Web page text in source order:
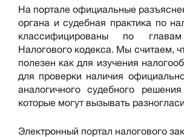
На портале официальные
органа и судебная практика по
классифицированы по
Налогового кодекса. Мы считаем,
полезен как для изучения
для проверки наличия
аналогичного судебного
которые могут вызывать
Электронный портал налогового